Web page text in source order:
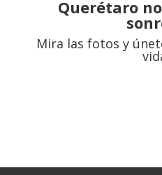
Querétaro
Mira las fotos y